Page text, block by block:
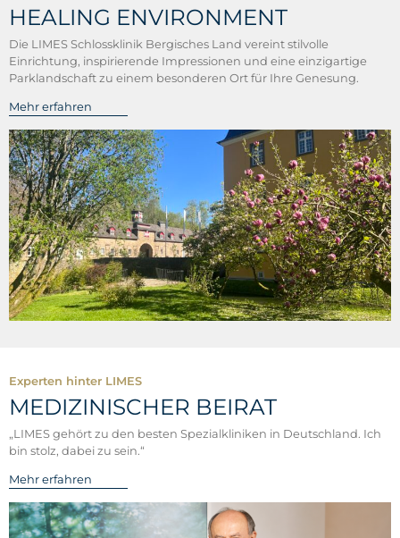
HEALING ENVIRONMENT
Die LIMES Schlossklinik Bergisches Land vereint stilvolle
Einrichtung, inspirierende Impressionen und eine einzigartige
Parklandschaft zu einem besonderen Ort für Ihre Genesung.
Mehr erfahren
Experten hinter LIMES
MEDIZINISCHER BEIRAT
„LIMES gehört zu den besten Spezialkliniken in Deutschland. Ich
bin stolz, dabei zu sein.“
Mehr erfahren